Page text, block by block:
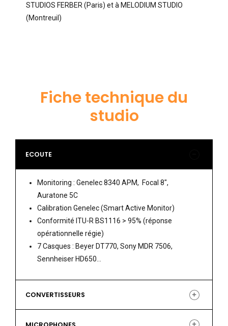
STUDIOS FERBER (Paris) et à MELODIUM STUDIO
(Montreuil)
Fiche technique du
studio
ECOUTE
Monitoring : Genelec 8340 APM, Focal 8″,
Auratone 5C
Calibration Genelec (Smart Active Monitor)
Conformité ITU-R BS1116 > 95% (réponse
opérationnelle régie)
7 Casques : Beyer DT770, Sony MDR 7506,
Sennheiser HD650…
CONVERTISSEURS